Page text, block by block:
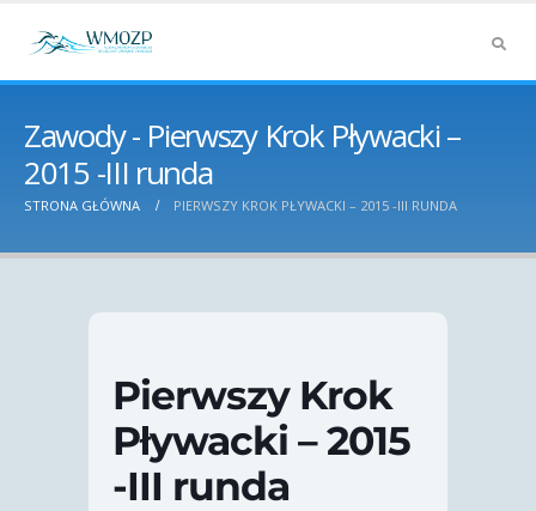
Zawody - Pierwszy Krok Pływacki –
2015 -III runda
STRONA GŁÓWNA PIERWSZY KROK PŁYWACKI – 2015 -III RUNDA
Pierwszy Krok
Pływacki – 2015
-III runda